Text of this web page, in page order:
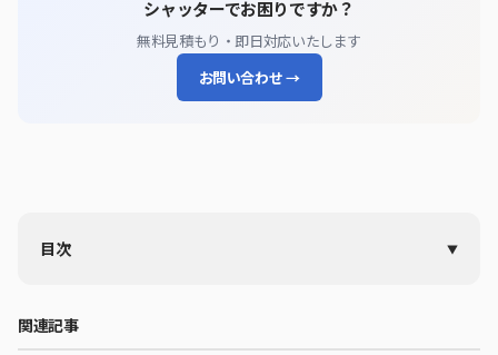
シャッターでお困りですか？
無料見積もり・即日対応いたします
お問い合わせ →
目次
バランスバネの弾力低下・断裂
関連記事